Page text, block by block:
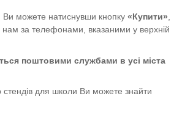
можете натиснувши кнопку «Купити»
за телефонами, вказаними у верхній
поштовими службами в усі міста
для школи Ви можете знайти